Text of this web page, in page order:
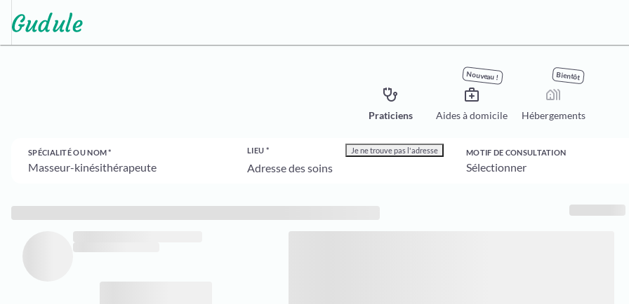
stethoscope
Praticiens
Nouveau !
medical_services
Aides à domicile
Bientôt
holiday_village
Hébergements
SPÉCIALITÉ OU NOM LIEU Je ne trouve pas l'adresse MOTIF DE CONSULTATION